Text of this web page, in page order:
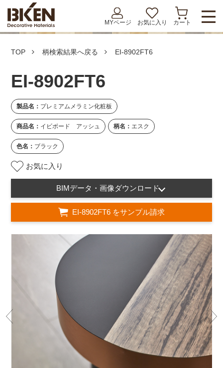
MYページ お気に入り カート
TOP 柄検索結果へ戻る EI-8902FT6
EI-8902FT6
製品名： プレミアムメラミン化粧板
商品名： イビボード アッシュ 柄名： エスク
色名： ブラック
お気に入り
BIMデータ・画像ダウンロード
EI-8902FT6 をサンプル請求